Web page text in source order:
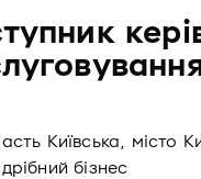
Київська, місто
бізнес